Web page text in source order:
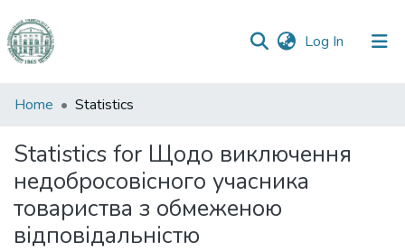
Log In (current)
Communities
Collections
All of DSpace
Home Statistics
Statistics for Щодо виключення
недобросовісного учасника
товариства з обмеженою
відповідальністю